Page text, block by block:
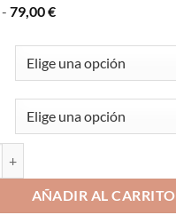
- 79,00€Rango
35,00 €
hasta
79,00 €
AÑADIR AL CARRITO